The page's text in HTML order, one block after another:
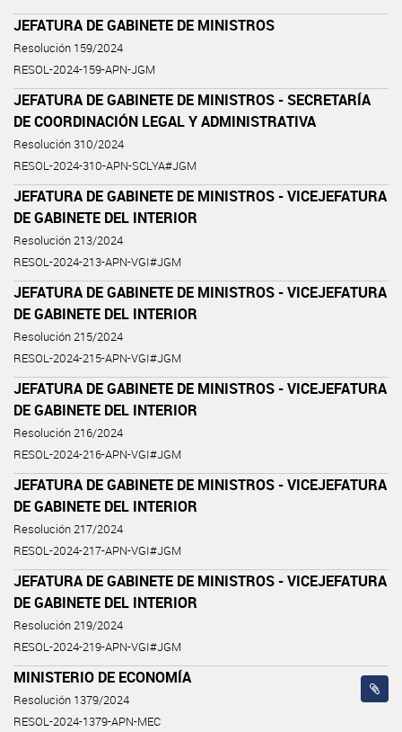
JEFATURA DE GABINETE DE MINISTROS
Resolución 159/2024
RESOL-2024-159-APN-JGM
JEFATURA DE GABINETE DE MINISTROS - SECRETARÍA
DE COORDINACIÓN LEGAL Y ADMINISTRATIVA
Resolución 310/2024
RESOL-2024-310-APN-SCLYA#JGM
JEFATURA DE GABINETE DE MINISTROS - VICEJEFATURA
DE GABINETE DEL INTERIOR
Resolución 213/2024
RESOL-2024-213-APN-VGI#JGM
JEFATURA DE GABINETE DE MINISTROS - VICEJEFATURA
DE GABINETE DEL INTERIOR
Resolución 215/2024
RESOL-2024-215-APN-VGI#JGM
JEFATURA DE GABINETE DE MINISTROS - VICEJEFATURA
DE GABINETE DEL INTERIOR
Resolución 216/2024
RESOL-2024-216-APN-VGI#JGM
JEFATURA DE GABINETE DE MINISTROS - VICEJEFATURA
DE GABINETE DEL INTERIOR
Resolución 217/2024
RESOL-2024-217-APN-VGI#JGM
JEFATURA DE GABINETE DE MINISTROS - VICEJEFATURA
DE GABINETE DEL INTERIOR
Resolución 219/2024
RESOL-2024-219-APN-VGI#JGM
MINISTERIO DE ECONOMÍA
Resolución 1379/2024
RESOL-2024-1379-APN-MEC